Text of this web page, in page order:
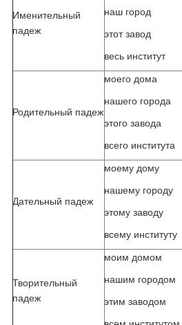
Именительный
падеж
наш город
этот завод
весь институт
Родительный падеж
моего дома
нашего города
этого завода
всего института
Дательный падеж
моему дому
нашему городу
этому заводу
всему институту
Творительный
падеж
моим домом
нашим городом
этим заводом